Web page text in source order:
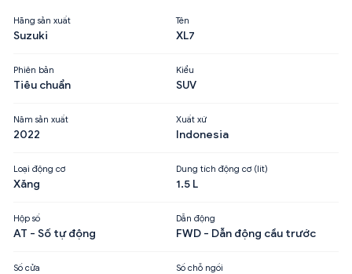
Hãng sản xuất
Suzuki
Tên
XL7
Phiên bản
Tiêu chuẩn
Kiểu
SUV
Năm sản xuất
2022
Xuất xứ
Indonesia
Loại động cơ
Xăng
Dung tích động cơ (lít)
1.5 L
Hộp số
AT - Số tự động
Dẫn động
FWD - Dẫn động cầu trước
Số cửa Số chỗ ngồi